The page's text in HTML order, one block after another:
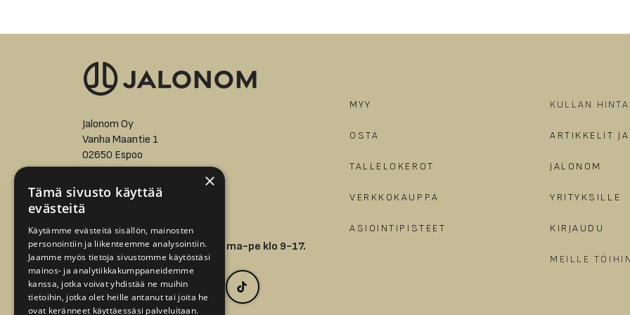
Jalonom Oy
Vanha Maantie 1
02650 Espoo
asiakaspalvelu@jalonom.fi
+358 9 512 7298 -
Puhelinpalvelumme avoinna ma-pe klo 9-17.
MYY
OSTA
TALLELOKEROT
VERKKOKAUPPA
ASIOINTIPISTEET
KULLAN HINTA
ARTIKKELIT
JALONOM
YRITYKSILLE
KIRJAUDU
MEILLE
×
Tämä sivusto käyttää
evästeitä
Käytämme evästeitä sisällön, mainosten
personointiin ja liikenteemme analysointiin.
Jaamme myös tietoja sivustomme käytöstäsi
mainos- ja analytiikkakumppaneidemme
kanssa, jotka voivat yhdistää ne muihin
tietoihin, jotka olet heille antanut tai joita he
ovat keränneet käyttäessäsi palveluitaan.